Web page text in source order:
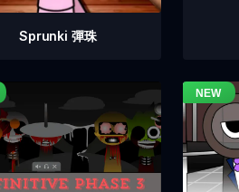
Sprunki 彈珠